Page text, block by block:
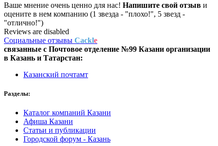
Ваше мнение очень ценно для нас! Напишите свой отзыв и
оцените в нем компанию (1 звезда - "плохо!", 5 звезд -
"отлично!")
Reviews are disabled
Социальные отзывы Cackle
связанные с Почтовое отделение №99 Казани организации
в Казань и Татарстан:
Казанский почтамт
Разделы:
Каталог компаний Казани
Афиша Казани
Статьи и публикации
Городской форум - Казань